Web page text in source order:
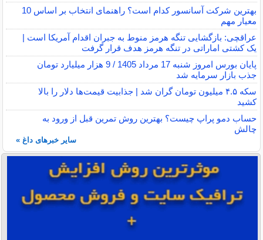
بهترین شرکت آسانسور کدام است؟ راهنمای انتخاب بر اساس 10
معیار مهم
عراقچی: بازگشایی تنگه هرمز منوط به جبران اقدام آمریکا است |
یک کشتی اماراتی در تنگه هرمز هدف قرار گرفت
پایان بورس امروز شنبه 17 مرداد 1405 / 9 هزار میلیارد تومان
جذب بازار سرمایه شد
سکه ۴.۵ میلیون تومان گران شد | جذابیت قیمت‌ها دلار را بالا
کشید
حساب دمو پراپ چیست؟ بهترین روش تمرین قبل از ورود به
چالش
سایر خبرهای داغ »